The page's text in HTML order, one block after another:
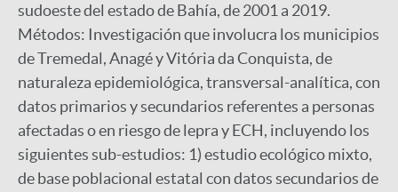
sudoeste del estado de Bahía, de 2001 a 2019.
Métodos: Investigación que involucra los municipios
de Tremedal, Anagé y Vitória da Conquista, de
naturaleza epidemiológica, transversal-analítica, con
datos primarios y secundarios referentes a personas
afectadas o en riesgo de lepra y ECH, incluyendo los
siguientes sub-estudios: 1) estudio ecológico mixto,
de base poblacional estatal con datos secundarios de